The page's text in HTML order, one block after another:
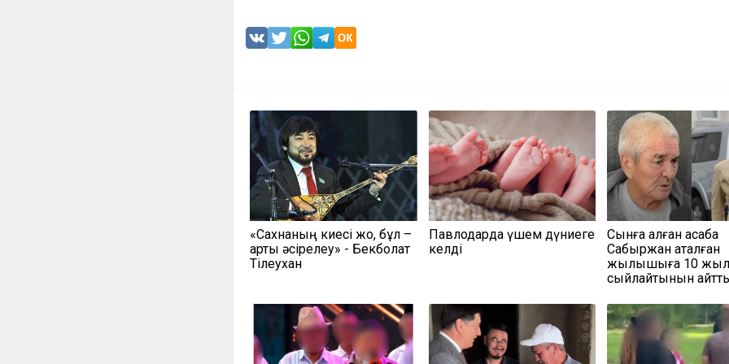
«Сахнаның киесі жоқ, бұл –
артық әсірелеу» - Бекболат
Тілеухан
Павлодарда үшем дүниеге
келді
Сынға қалған асаба
Сабыржан ақталған
жылқышыға 10
сыйлайтынын